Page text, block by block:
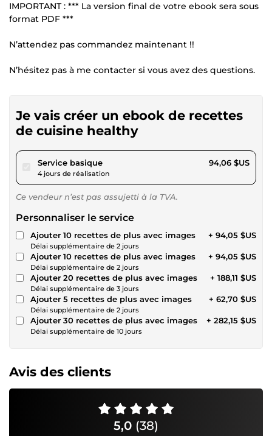
IMPORTANT : *** La version final de votre ebook sera sous
format PDF ***
N’attendez pas commandez maintenant !!
N’hésitez pas à me contacter si vous avez des questions.
Je vais créer un ebook de recettes
de cuisine healthy
Service basiquepour 86,68 $US
4 jours de réalisation
94,06 $US
Ce vendeur n’est pas assujetti à la TVA.
Personnaliser le service
Ajouter 10 recettes de plus avec images
Délai supplémentaire de 2 jours
+ 94,05 $US
Ajouter 10 recettes de plus avec images
Délai supplémentaire de 2 jours
+ 94,05 $US
Ajouter 20 recettes de plus avec images
Délai supplémentaire de 3 jours
+ 188,11 $US
Ajouter 5 recettes de plus avec images
Délai supplémentaire de 2 jours
+ 62,70 $US
Ajouter 30 recettes de plus avec images
Délai supplémentaire de 10 jours
+ 282,15 $US
Avis des clients
5,0 (38)